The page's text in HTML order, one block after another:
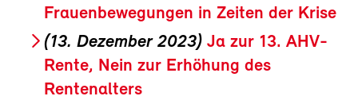
Frauenbewegungen in Zeiten der Krise
(13. Dezember 2023) Ja zur 13. AHV-
Rente, Nein zur Erhöhung des
Rentenalters